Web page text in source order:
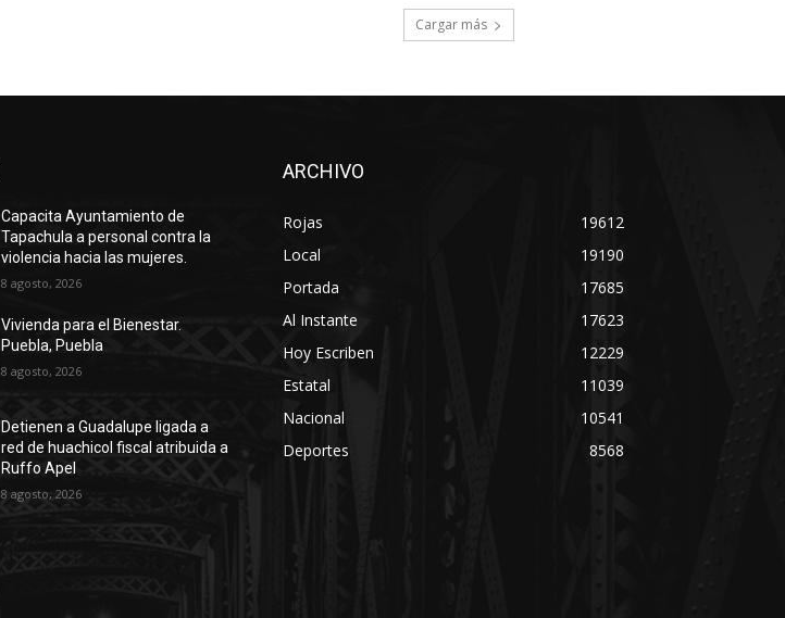
Cargar más
Capacita Ayuntamiento de
Tapachula a personal contra la
violencia hacia las mujeres.
8 agosto, 2026
Vivienda para el Bienestar.
Puebla, Puebla
8 agosto, 2026
Detienen a Guadalupe ligada a
red de huachicol fiscal atribuida a
Ruffo Apel
8 agosto, 2026
ARCHIVO
Rojas
19612
Local
19190
Portada
17685
Al Instante
17623
Hoy Escriben
12229
Estatal
11039
Nacional
10541
Deportes
8568